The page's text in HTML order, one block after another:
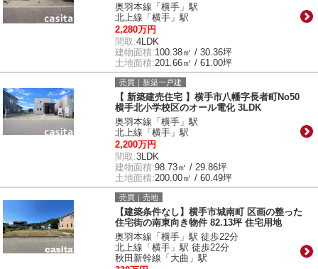
奥羽本線「横手」駅
北上線「横手」駅
2,280万円
間取:4LDK
建物面積:100.38㎡ / 30.36坪
土地面積:201.66㎡ / 61.00坪
売買｜新築一戸建
【 新築建売住宅 】横手市八幡字長者町No50
横手北小学校区のオール電化 3LDK
奥羽本線「横手」駅
北上線「横手」駅
2,200万円
間取:3LDK
建物面積:98.73㎡ / 29.86坪
土地面積:200.00㎡ / 60.49坪
売買｜売地
【建築条件なし】横手市城南町 区画の整った
住宅街の南東向き物件 82.13坪 住宅用地
奥羽本線「横手」駅 徒歩22分
北上線「横手」駅 徒歩22分
秋田新幹線「大曲」駅